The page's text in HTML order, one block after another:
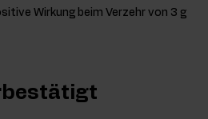
Wirkung beim Verzehr von 3 g